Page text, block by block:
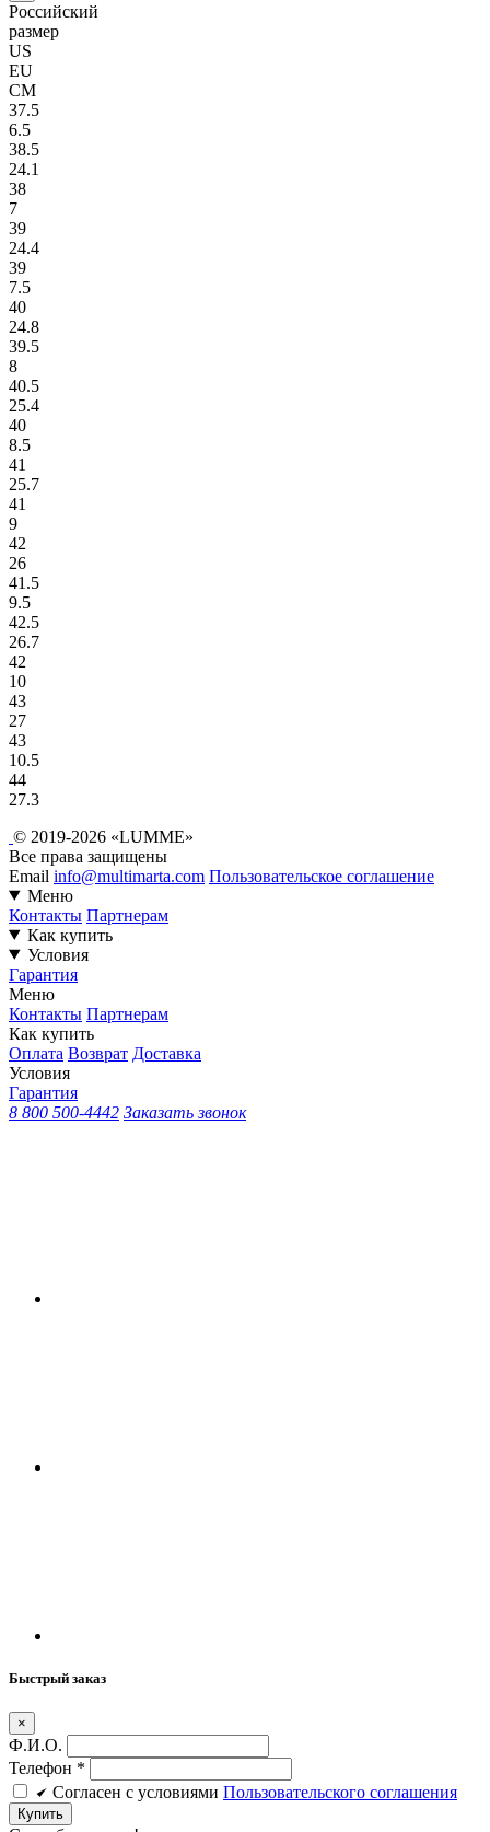
Российский
размер
US
EU
СМ
37.5
6.5
38.5
24.1
38
7
39
24.4
39
7.5
40
24.8
39.5
8
40.5
25.4
40
8.5
41
25.7
41
9
42
26
41.5
9.5
42.5
26.7
42
10
43
27
43
10.5
44
27.3
© 2019-2026 «LUMME»
Все права защищены
Email info@multimarta.com Пользовательское соглашение
Меню
Контакты Партнерам
Как купить
Условия
Гарантия
Меню
Контакты Партнерам
Как купить
Оплата Возврат Доставка
Условия
Гарантия
8 800 500-4442 Заказать звонок
Быстрый заказ
×
Ф.И.О.
Телефон *
Cогласен c условиями Пользовательского соглашения
Купить